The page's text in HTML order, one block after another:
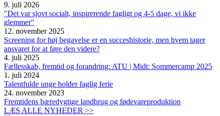
9. juli 2026
"Det var sjovt socialt, inspirerende fagligt og 4-5 dage, vi ikke
glemmer"
12. november 2025
Screening for høj begavelse er en succeshistorie, men hvem tager
ansvaret for at føre den videre?
4. juli 2025
Fællesskab, fremtid og forandring: ATU | Midt: Sommercamp 2025
1. juli 2024
Talentfulde unge holder faglig ferie
24. november 2023
Fremtidens bæredygtige landbrug og fødevareproduktion
LÆS ALLE NYHEDER >>